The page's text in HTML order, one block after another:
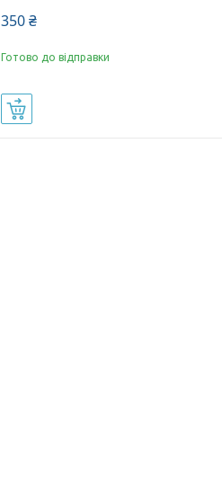
350 ₴
Готово до відправки